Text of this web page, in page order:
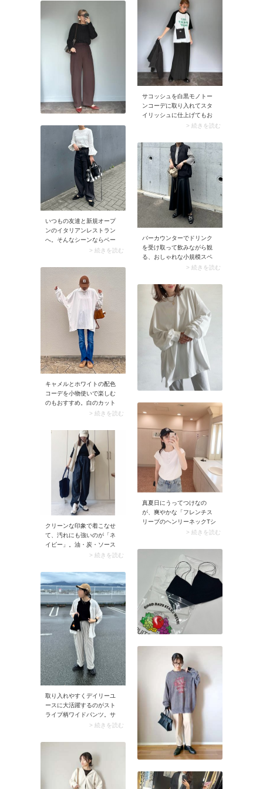
感も高まり、着回しやすく
なりますよ。
サコッシュを白黒モノトー
ンコーデに取り入れてスタ
イリッシュに仕上げてもお
しゃれ。スポーティなアイ
で、今っぽいバランスが楽
しめます。サコッシュは今
もおしゃれに使える優秀ア
イテム。ぜひ、ご自身のサ
コッシュもコーデに取り入
れてみてください。
> 続きを読む
いつもの友達と新規オープ
ンのイタリアンレストラン
へ。そんなシーンならベー
シックな白カットソー×黒ワ
人カジュアルなムードにま
とめてみましょう。白カッ
トソーはフレアスリーブな
ど少しデザイン性のあるも
のを選ぶのがおすすめで
す。これだけでこなれ感が
アップしますよ。
> 続きを読む
バーカウンターでドリンク
を受け取って飲みながら観
る、おしゃれな小規模スペ
ースでのライブ。そんなロ
妙な場所では、身軽になれ
るミニバッグがベストで
す。加えて服装も意識しま
しょう。来場者がクリエー
ターのような雰囲気の人が
多そうなら、ややきれいめ
が◎。ブラックコーデにメ
タリックゴールドのミニシ
ョルダーバッグを合わせれ
ばアクセントになります
> 続きを読む
キャメルとホワイトの配色
コーデを小物使いで楽しむ
のもおすすめ。白のカット
ソーにデニムパンツを合わ
キャメルのバッグをプラス
すれば品のよさが漂う大人
カジュアルに。服自体はカ
ジュアルでもラフに見えす
ぎないのは、キャメル×ホワ
イトならではの配色マジッ
クです。
> 続きを読む
真夏日にうってつけなの
が、爽やかな「フレンチス
リーブのヘンリーネックTシ
ャツ」。袖が短いぶん、ボ
ンの肌見せを抑えるのがお
すすめ。上品に仕上がり、
またヘンリーネックに視線
が集まることで気になる二
の腕をさりげなくカバーで
きますよ。
> 続きを読む
クリーンな印象で着こなせ
て、汚れにも強いのが「ネ
イビー」。油・炭・ソース
やタレなど、BBQにありが
ネイビーの特徴です。イチ
押しなのがインディゴデニ
ムのパンツ。汚れてもガン
ガン洗える上に、デニム素
材は火の粉が飛んできたと
きに燃え広がりにくいんで
> 続きを読む
取り入れやすくデイリーユ
ースに大活躍するのがスト
ライプ柄ワイドパンツ。サ
ラリとした薄手コットンの
れば、汗をかいても気軽に
お洗濯できるからより便利
です。ストライプパンツは
黒Tシャツ×白シアーシャツ
のコーデを軽やかに盛り上
> 続きを読む